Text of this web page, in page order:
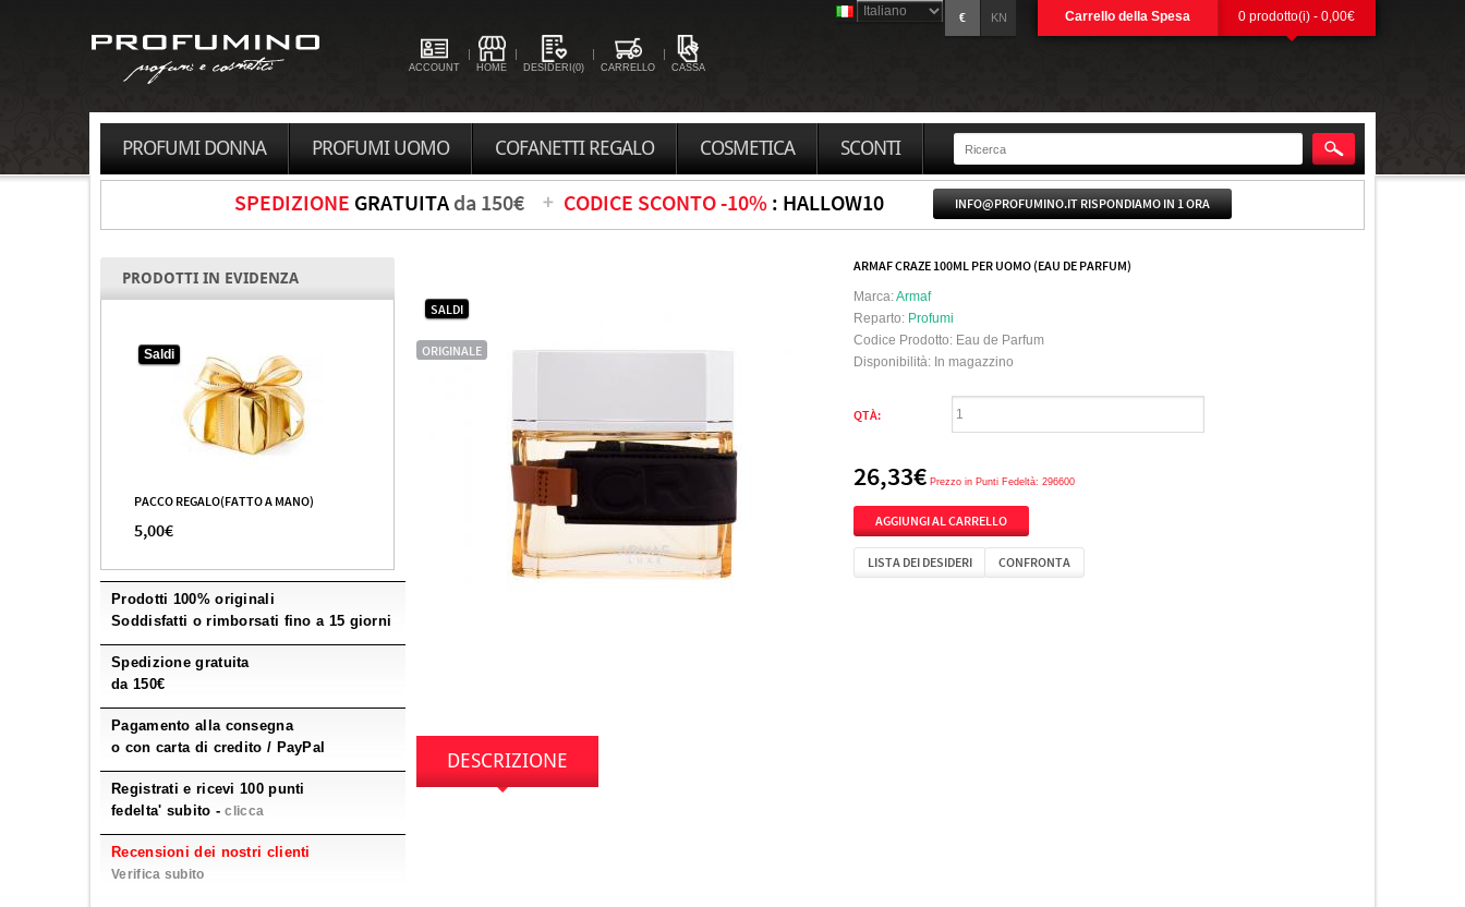
€ KN Carrello della Spesa 0 prodotto(i) - 0,00€
ACCOUNT HOME DESIDERI(0) CARRELLO CASSA
PROFUMI DONNA PROFUMI UOMO COFANETTI REGALO COSMETICA SCONTI
SPEDIZIONE GRATUITAda 150€ CODICE SCONTO -10% : HALLOW10 INFO@PROFUMINO.IT RISPONDIAMO IN 1 ORA
PRODOTTI IN EVIDENZA
Saldi
PACCO REGALO(FATTO A MANO)
5,00€
Prodotti 100% originali
Soddisfatti o rimborsati fino a 15 giorni
Spedizione gratuita
da 150€
Pagamento alla consegna
o con carta di credito / PayPal
Registrati e ricevi 100 punti
fedelta' subito -clicca
Recensioni dei nostri clienti
Verifica subito
SALDI
ORIGINALE
ARMAF CRAZE 100ML PER UOMO (EAU DE PARFUM)
Marca:Armaf
Reparto: Profumi
Codice Prodotto: Eau de Parfum
Disponibilità: In magazzino
QTÀ:
26,33€ Prezzo in Punti Fedeltà: 296600
LISTA DEI DESIDERI CONFRONTA
DESCRIZIONE